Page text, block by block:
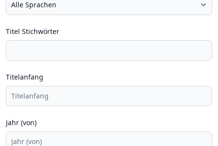
Titel Stichwörter
Titelanfang
Jahr (von)